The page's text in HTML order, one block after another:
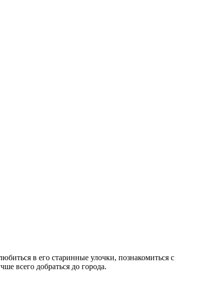
в его старинные улочки, познакомиться с
всего добраться до города.